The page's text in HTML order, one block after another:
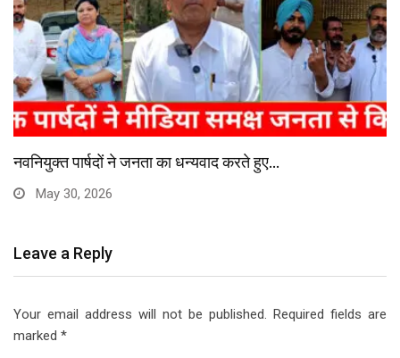
भाजपा नेत्री का आरोप, वोट डालने से रोका…
May 28, 2026
Leave a Reply
Your email address will not be published. Required fields are
marked *